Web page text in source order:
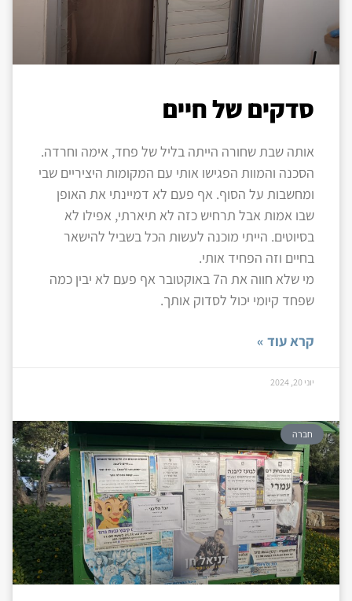
סדקים של חיים
אותה שבת שחורה הייתה בליל של פחד, אימה וחרדה.
הסכנה והמוות הפגישו אותי עם המקומות היציריים שבי
ומחשבות על הסוף. אף פעם לא דמיינתי את האופן
שבו אמות אבל תרחיש כזה לא תיארתי, אפילו לא
בסיוטים. הייתי מוכנה לעשות הכל בשביל להישאר
בחיים וזה הפחיד אותי.
מי שלא חווה את ה7 באוקטובר אף פעם לא יבין כמה
שפחד קיומי יכול לסדוק אותך.
קרא עוד »
יוני 20, 2024
חברה